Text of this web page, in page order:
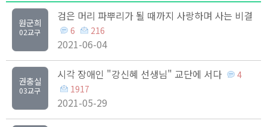
원군희
02교구
검은 머리 파뿌리가 될 때까지 사랑하며 사는 비결
6 216
2021-06-04
권충실
03교구
시각 장애인 "강신혜 선생님" 교단에 서다
4
1917
2021-05-29